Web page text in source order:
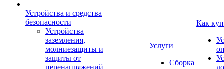
Устройства и средства
безопасности
Устройства
заземления,
молниезащиты и
защиты от
перенапряжений
Услуги
Сборка
Как